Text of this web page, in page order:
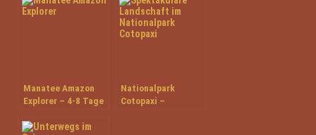
Manatee Amazon
Explorer – 4-8 Tage
Ecuador
Nationalpark ​
Cotopaxi –